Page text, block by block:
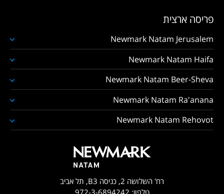
פריסה ארצית
Newmark Natam Jerusalem
Newmark Natam Haifa
Newmark Natam Beer-Sheva
Newmark Natam Ra'anana
Newmark Natam Rehovot
רח' השלושה 2, כניסה B3, תל אביב
טלפון: 972-3-6894242